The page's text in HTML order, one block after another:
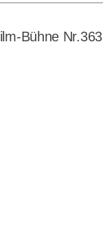
Bühne Nr.363